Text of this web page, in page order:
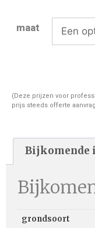
maat
(Deze prijzen voor
prijs steeds offerte
Bijkomende
grondsoort